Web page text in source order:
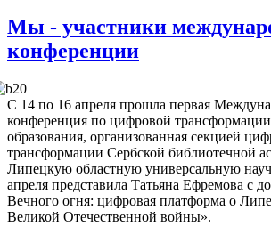
Мы - участники
конференции
С 14 по 16 апреля прошла первая
конференция по цифровой
образования, организованная секцией
трансформации Сербской библиотечной
Липецкую областную универсальную
апреля представила Татьяна Ефремова с
Вечного огня: цифровая платформа о
Великой Отечественной войны».